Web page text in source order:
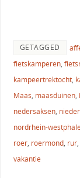
GETAGGED
fietskamperen,
kampeertrektocht,
Maas, maasduinen,
nedersaksen,
nordrhein-
roer, roermond, rur,
vakantie